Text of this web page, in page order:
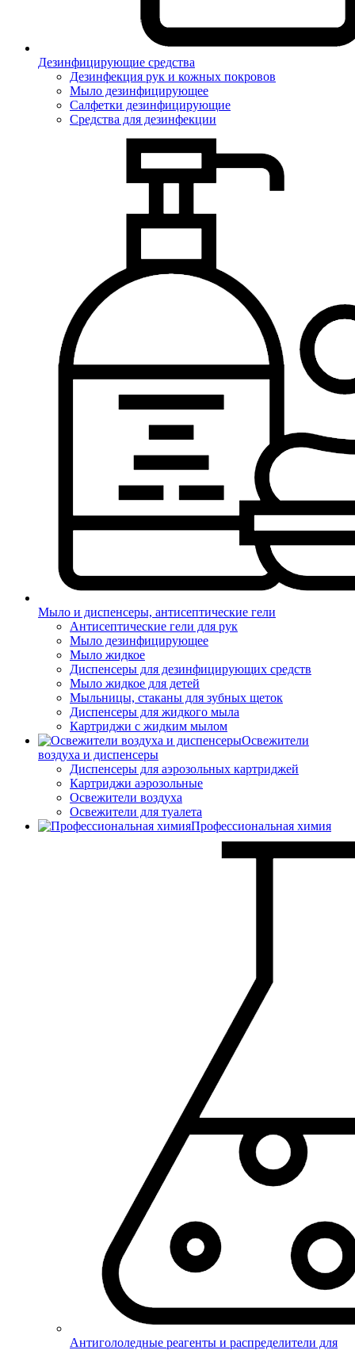
Дезинфицирующие средства
Дезинфекция рук и кожных покровов
Мыло дезинфицирующее
Салфетки дезинфицирующие
Средства для дезинфекции
Мыло и диспенсеры, антисептические гели
Антисептические гели для рук
Мыло дезинфицирующее
Мыло жидкое
Диспенсеры для дезинфицирующих средств
Мыло жидкое для детей
Мыльницы, стаканы для зубных щеток
Диспенсеры для жидкого мыла
Картриджи с жидким мылом
Освежители
воздуха и диспенсеры
Диспенсеры для аэрозольных картриджей
Картриджи аэрозольные
Освежители воздуха
Освежители для туалета
Профессиональная химия
Антигололедные реагенты и распределители для